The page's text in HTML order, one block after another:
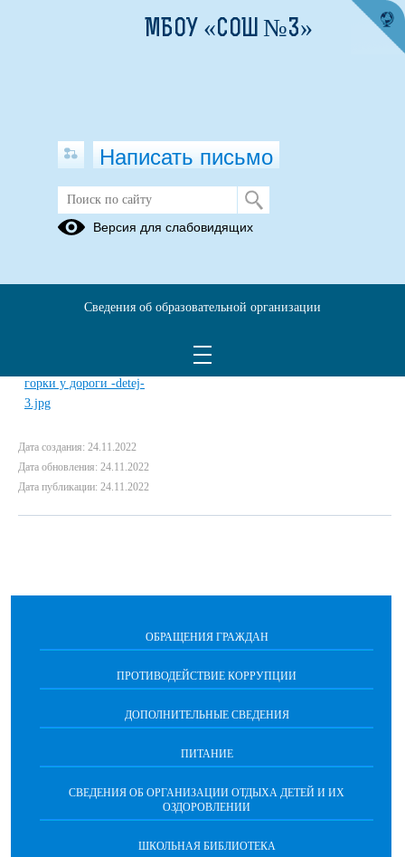
Листовка для детей по ПДД в
зимний период
Дата создания: 24.11.2022
Дата обновления: 24.11.2022
Дата публикации: 24.11.2022
ОБРАЩЕНИЯ ГРАЖДАН
ПРОТИВОДЕЙСТВИЕ КОРРУПЦИИ
ДОПОЛНИТЕЛЬНЫЕ СВЕДЕНИЯ
ПИТАНИЕ
СВЕДЕНИЯ ОБ ОРГАНИЗАЦИИ ОТДЫХА ДЕТЕЙ И ИХ
ОЗДОРОВЛЕНИИ
ШКОЛЬНАЯ БИБЛИОТЕКА
МБОУ «СОШ №3»
Написать письмо
Версия для слабовидящих
Сведения об образовательной организации